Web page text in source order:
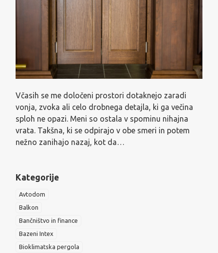
Včasih se me določeni prostori dotaknejo zaradi
vonja, zvoka ali celo drobnega detajla, ki ga večina
sploh ne opazi. Meni so ostala v spominu nihajna
vrata. Takšna, ki se odpirajo v obe smeri in potem
nežno zanihajo nazaj, kot da…
Kategorije
Avtodom
Balkon
Bančništvo in finance
Bazeni Intex
Bioklimatska pergola